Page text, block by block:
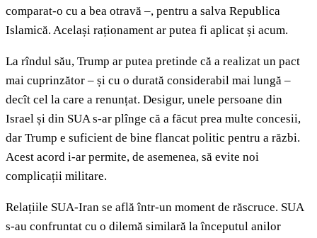
comparat-o cu a bea otravă –, pentru a salva Republica
Islamică. Același raționament ar putea fi aplicat și acum.
La rîndul său, Trump ar putea pretinde că a realizat un pact
mai cuprinzător – și cu o durată considerabil mai lungă –
decît cel la care a renunțat. Desigur, unele persoane din
Israel și din SUA s-ar plînge că a făcut prea multe concesii,
dar Trump e suficient de bine flancat politic pentru a răzbi.
Acest acord i-ar permite, de asemenea, să evite noi
complicații militare.
Relațiile SUA-Iran se află într-un moment de răscruce. SUA
s-au confruntat cu o dilemă similară la începutul anilor